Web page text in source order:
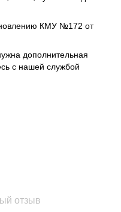
КМУ №172 от
дополнительная
с нашей службой
отзыв